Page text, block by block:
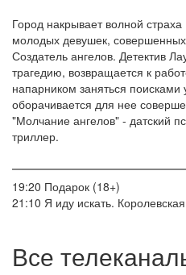
Город накрывает волной
молодых девушек,
Создатель ангелов. Детектив
трагедию, возвращается к
напарником заняться
оборачивается для нее
"Молчание ангелов" - датский
триллер.
19:20 Подарок (18+)
21:10 Я иду искать.
Все